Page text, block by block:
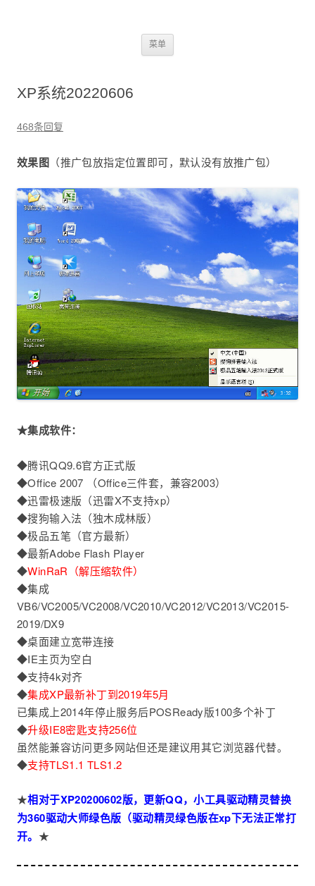
菜单
XP系统20220606
468条回复
效果图 （推广包放指定位置即可，默认没有放推广包）
★集成软件：
◆腾讯QQ9.6官方正式版
◆Office 2007 （Office三件套，兼容2003）
◆迅雷极速版（迅雷X不支持xp）
◆搜狗输入法（独木成林版）
◆极品五笔（官方最新）
◆最新Adobe Flash Player
◆WinRaR（解压缩软件）
◆集成
VB6/VC2005/VC2008/VC2010/VC2012/VC2013/VC2015-
2019/DX9
◆桌面建立宽带连接
◆IE主页为空白
◆支持4k对齐
◆集成XP最新补丁到2019年5月
已集成上2014年停止服务后POSReady版100多个补丁
◆升级IE8密匙支持256位
虽然能兼容访问更多网站但还是建议用其它浏览器代替。
◆支持TLS1.1 TLS1.2
★相对于XP20200602版，更新QQ，小工具驱动精灵替换
为360驱动大师绿色版（驱动精灵绿色版在xp下无法正常打
开。 ★